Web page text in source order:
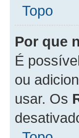
Topo
Por que
É
ou
usar. Os